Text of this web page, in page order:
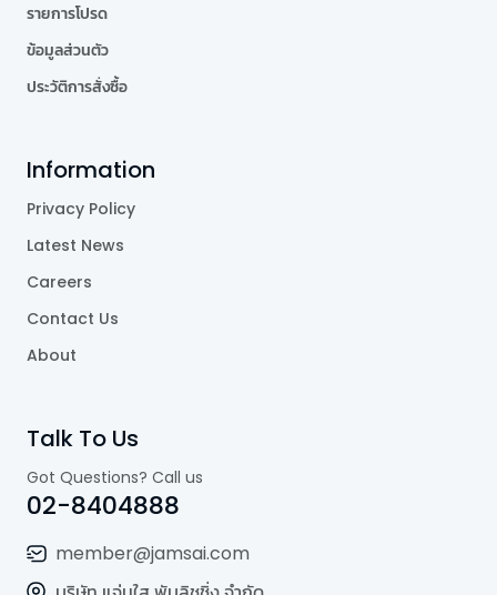
รายการโปรด
ข้อมูลส่วนตัว
ประวัติการสั่งซื้อ
Information
Privacy Policy
Latest News
Careers
Contact Us
About
Talk To Us
Got Questions? Call us
02-8404888
member@jamsai.com